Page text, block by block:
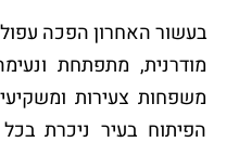
בעשור האחרון הפכה
מודרנית, מתפתחת
משפחות צעירות
הפיתוח בעיר ניכרת